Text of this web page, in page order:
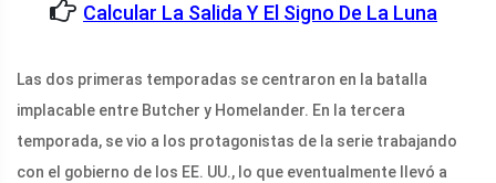
Calcular La Salida Y El Signo De La Luna
Las dos primeras temporadas se centraron en la batalla
implacable entre Butcher y Homelander. En la tercera
temporada, se vio a los protagonistas de la serie trabajando
con el gobierno de los EE. UU., lo que eventualmente llevó a